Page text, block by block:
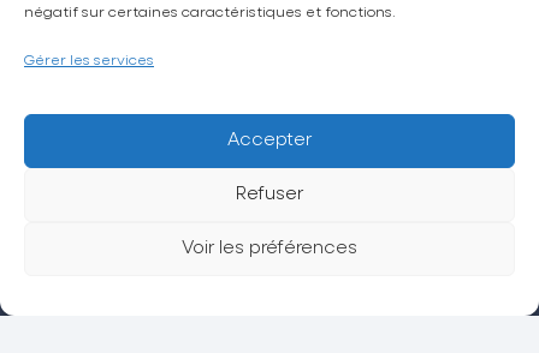
négatif sur certaines caractéristiques et fonctions.
Gérer les services
Accepter
Refuser
Voir les préférences
Actualités
Petites annonces
Sollicitation et avis